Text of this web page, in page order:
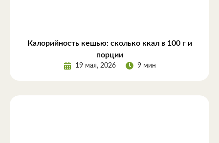
Калорийность кешью: сколько ккал в 100 г и
порции
19 мая, 2026 9 мин